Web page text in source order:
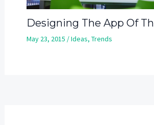
Designing The App Of
May 23, 2015 /Ideas, Trends